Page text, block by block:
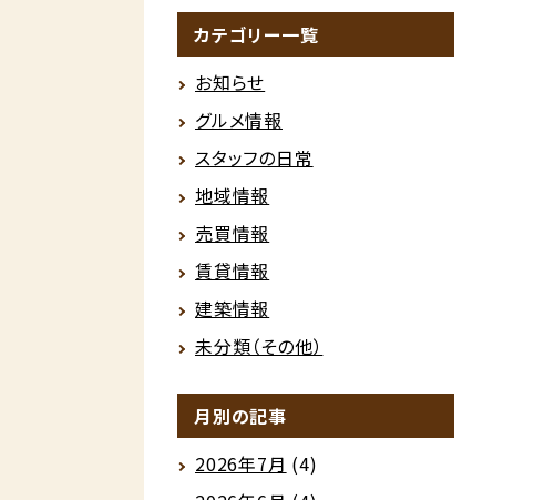
カテゴリー一覧
お知らせ
グルメ情報
スタッフの日常
地域情報
売買情報
賃貸情報
建築情報
未分類（その他）
月別の記事
2026年7月 (4)